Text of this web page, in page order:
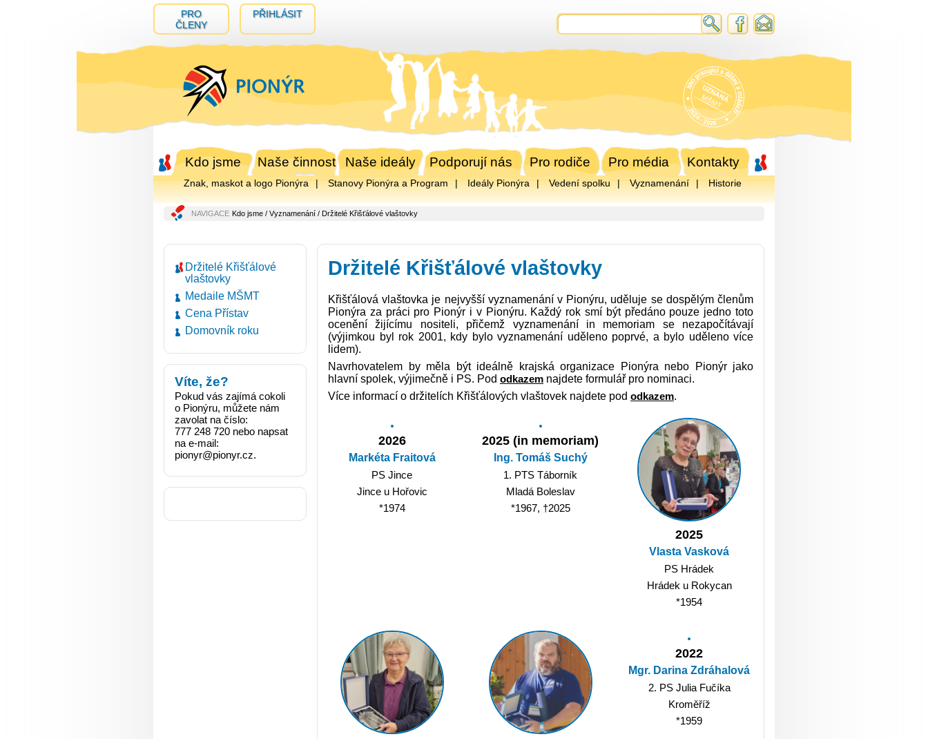
PRO
ČLENY
PŘIHLÁSIT
Kdo jsme Naše činnost Naše ideály Podporují nás Pro rodiče Pro média Kontakty
Znak, maskot a logo Pionýra Stanovy Pionýra a Program Ideály Pionýra Vedení spolku Vyznamenání Historie
NAVIGACE Kdo jsme / Vyznamenání / Držitelé Křišťálové vlaštovky
Držitelé Křišťálové
vlaštovky
Medaile MŠMT
Cena Přístav
Domovník roku
Víte, že?
Pokud vás zajímá cokoli
o Pionýru, můžete nám
zavolat na číslo:
777 248 720 nebo napsat
na e-mail:
pionyr@pionyr.cz.
Držitelé Křišťálové vlaštovky
Křišťálová vlaštovka je nejvyšší vyznamenání v Pionýru, uděluje se dospělým členům
Pionýra za práci pro Pionýr i v Pionýru. Každý rok smí být předáno pouze jedno toto
ocenění žijícímu nositeli, přičemž vyznamenání in memoriam se nezapočítávají
(výjimkou byl rok 2001, kdy bylo vyznamenání uděleno poprvé, a bylo uděleno více
lidem).
Navrhovatelem by měla být ideálně krajská organizace Pionýra nebo Pionýr jako
hlavní spolek, výjimečně i PS. Pod odkazem najdete formulář pro nominaci.
Více informací o držitelích Křišťálových vlaštovek najdete pod odkazem.
2026
Markéta Fraitová
PS Jince
Jince u Hořovic
*1974
2025 (in memoriam)
Ing. Tomáš Suchý
1. PTS Táborník
Mladá Boleslav
*1967, †2025
2025
Vlasta Vasková
PS Hrádek
Hrádek u Rokycan
*1954
2022
Mgr. Darina Zdráhalová
2. PS Julia Fučíka
Kroměříž
*1959